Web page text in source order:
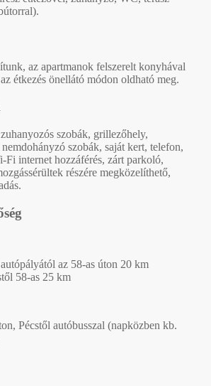
az apartmanok felszerelt konyhával
étkezés önellátó módon oldható meg.
szobák, grillezőhely,
szobák, saját kert, telefon,
Fi internet hozzáférés, zárt parkoló,
részére megközelíthető,
az 58-as úton 20 km
58-as 25 km
Pécstől autóbusszal (napközben kb.